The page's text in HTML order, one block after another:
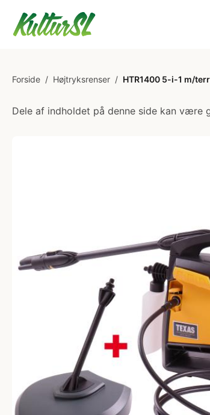
Forside / Højtryksrenser / HTR1400 5-i-1 m/
Dele af indholdet på denne side kan være